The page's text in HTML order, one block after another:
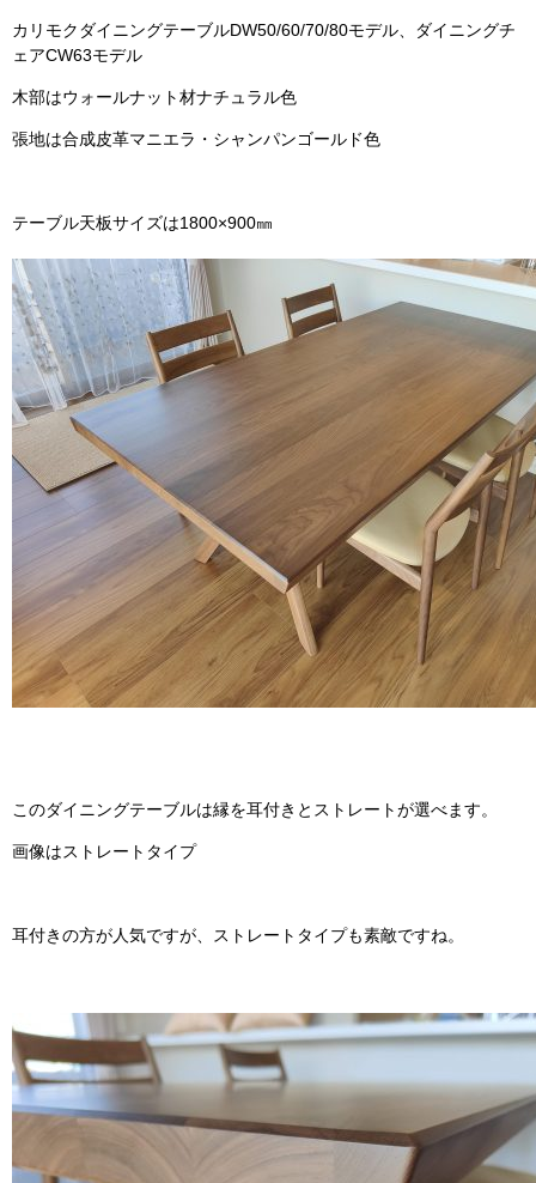
カリモクダイニングテーブルDW50/60/70/80モデル、ダイニングチ
ェアCW63モデル
木部はウォールナット材ナチュラル色
張地は合成皮革マニエラ・シャンパンゴールド色
テーブル天板サイズは1800×900㎜
このダイニングテーブルは縁を耳付きとストレートが選べます。
画像はストレートタイプ
耳付きの方が人気ですが、ストレートタイプも素敵ですね。